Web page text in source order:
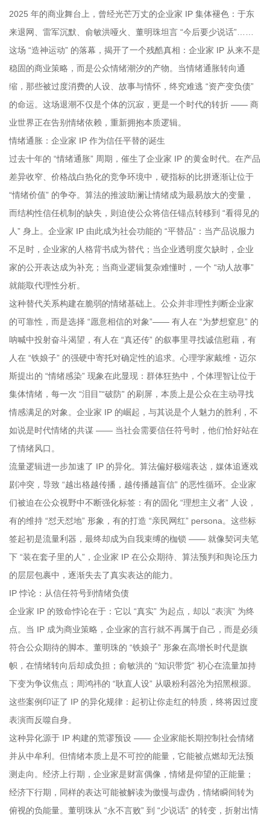
2025 年的商业舞台上，曾经光芒万丈的企业家 IP 集体褪色：于东
来退网、雷军沉默、俞敏洪哑火、董明珠坦言 “今后要少说话”……
这场 “造神运动” 的落幕，揭开了一个残酷真相：企业家 IP 从来不是
稳固的商业策略，而是公众情绪潮汐的产物。当情绪通胀转向通
缩，那些被过度消费的人设、故事与情怀，终究难逃 “资产变负债”
的命运。这场退潮不仅是个体的沉寂，更是一个时代的转折 —— 商
业世界正在告别情绪依赖，重新拥抱本质逻辑。
情绪通胀：企业家 IP 作为信任平替的诞生
过去十年的 “情绪通胀” 周期，催生了企业家 IP 的黄金时代。在产品
差异收窄、价格战白热化的竞争环境中，硬指标的比拼逐渐让位于
“情绪价值” 的争夺。算法的推波助澜让情绪成为最易放大的变量，
而结构性信任机制的缺失，则迫使公众将信任锚点转移到 “看得见的
人” 身上。企业家 IP 由此成为社会功能的 “平替品”：当产品说服力
不足时，企业家的人格背书成为替代；当企业透明度欠缺时，企业
家的公开表达成为补充；当商业逻辑复杂难懂时，一个 “动人故事”
就能取代理性分析。
这种替代关系构建在脆弱的情绪基础上。公众并非理性判断企业家
的可靠性，而是选择 “愿意相信的对象”—— 有人在 “为梦想窒息” 的
呐喊中投射奋斗渴望，有人在 “真还传” 的叙事里寻找诚信慰藉，有
人在 “铁娘子” 的强硬中寄托对确定性的追求。心理学家戴维・迈尔
斯提出的 “情绪感染” 现象在此显现：群体狂热中，个体理智让位于
集体情绪，每一次 “泪目”“破防” 的刷屏，本质上是公众在主动寻找
情感满足的对象。企业家 IP 的崛起，与其说是个人魅力的胜利，不
如说是时代情绪的共谋 —— 当社会需要信任符号时，他们恰好站在
了情绪风口。
流量逻辑进一步加速了 IP 的异化。算法偏好极端表达，媒体追逐戏
剧冲突，导致 “越出格越传播，越传播越盲信” 的恶性循环。企业家
们被迫在公众视野中不断强化标签：有的固化 “理想主义者” 人设，
有的维持 “怼天怼地” 形象，有的打造 “亲民网红” persona。这些标
签起初是流量利器，最终却成为自我束缚的枷锁 —— 就像契诃夫笔
下 “装在套子里的人”，企业家 IP 在公众期待、算法预判和舆论压力
的层层包裹中，逐渐失去了真实表达的能力。
IP 悖论：从信任符号到情绪负债
企业家 IP 的致命悖论在于：它以 “真实” 为起点，却以 “表演” 为终
点。当 IP 成为商业策略，企业家的言行就不再属于自己，而是必须
符合公众期待的脚本。董明珠的 “铁娘子” 形象在高增长时代是旗
帜，在情绪转向后却成负担；俞敏洪的 “知识带货” 初心在流量加持
下变为争议焦点；周鸿祎的 “耿直人设” 从吸粉利器沦为招黑根源。
这些案例印证了 IP 的异化规律：起初让你走红的特质，终将因过度
表演而反噬自身。
这种异化源于 IP 构建的荒谬预设 —— 企业家能长期控制社会情绪
并从中牟利。但情绪本质上是不可控的能量，它能被点燃却无法预
测走向。经济上行期，企业家是财富偶像，情绪是仰望的正能量；
经济下行期，同样的表达可能被解读为傲慢与虚伪，情绪瞬间转为
俯视的负能量。董明珠从 “永不言败” 到 “少说话” 的转变，折射出情